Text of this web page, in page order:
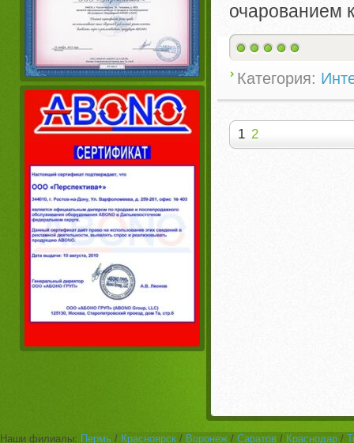
очарованием
Категория:
1 2
Наши филиалы: Пермь / Красноярск / Воронеж / Саратов / Краснодар /